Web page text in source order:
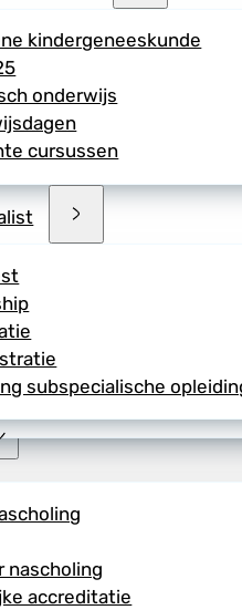
kindergeneeskunde
onderwijs
cursussen
subspecialische
nascholing
accreditatie